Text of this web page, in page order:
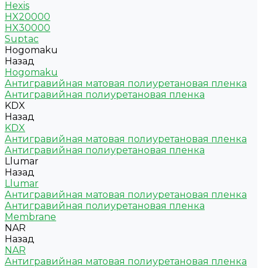
Hexis
HX20000
HX30000
Suptac
Hogomaku
Назад
Hogomaku
Антигравийная матовая полиуретановая пленка
Антигравийная полиуретановая пленка
KDX
Назад
KDX
Антигравийная матовая полиуретановая пленка
Антигравийная полиуретановая пленка
Llumar
Назад
Llumar
Антигравийная матовая полиуретановая пленка
Антигравийная полиуретановая пленка
Membrane
NAR
Назад
NAR
Антигравийная матовая полиуретановая пленка